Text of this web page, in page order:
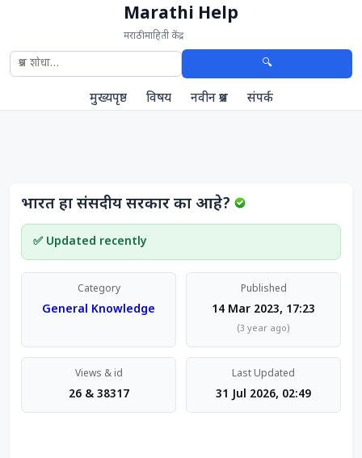
Marathi Help
मराठी माहिती केंद्र
🔍
मुख्यपृष्ठ विषय नवीन प्रश्न संपर्क
भारत हा संसदीय सरकार का आहे?
✅ Updated recently
Category
General Knowledge
Published
14 Mar 2023, 17:23
(3 year ago)
Views & id
26 & 38317
Last Updated
31 Jul 2026, 02:49